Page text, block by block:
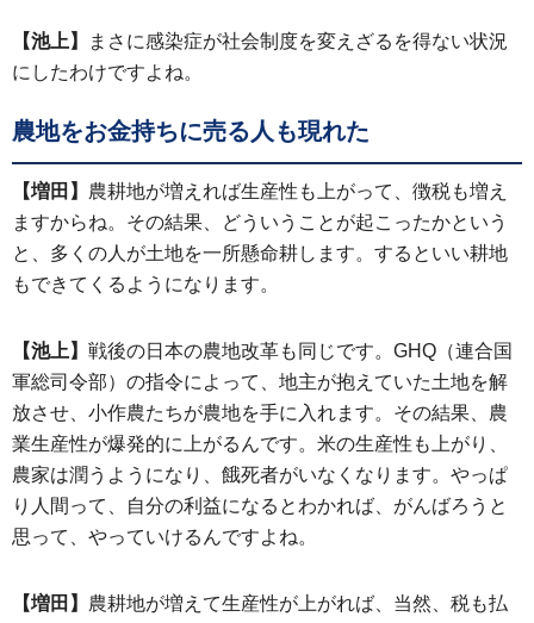
【池上】
まさに感染症が社会制度を変えざるを得ない状況
にしたわけですよね。
農地をお金持ちに売る人も現れた
【増田】 農耕地が増えれば生産性も上がって、徴税も増え
ますからね。その結果、どういうことが起こったかという
と、多くの人が土地を一所懸命耕します。するといい耕地
もできてくるようになります。
【池上】 戦後の日本の農地改革も同じです。GHQ（連合国
軍総司令部）の指令によって、地主が抱えていた土地を解
放させ、小作農たちが農地を手に入れます。その結果、農
業生産性が爆発的に上がるんです。米の生産性も上がり、
農家は潤うようになり、餓死者がいなくなります。やっぱ
り人間って、自分の利益になるとわかれば、がんばろうと
思って、やっていけるんですよね。
【増田】 農耕地が増えて生産性が上がれば、当然、税も払